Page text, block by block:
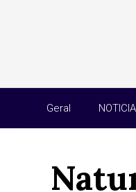
Geral